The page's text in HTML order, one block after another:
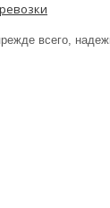
всего,